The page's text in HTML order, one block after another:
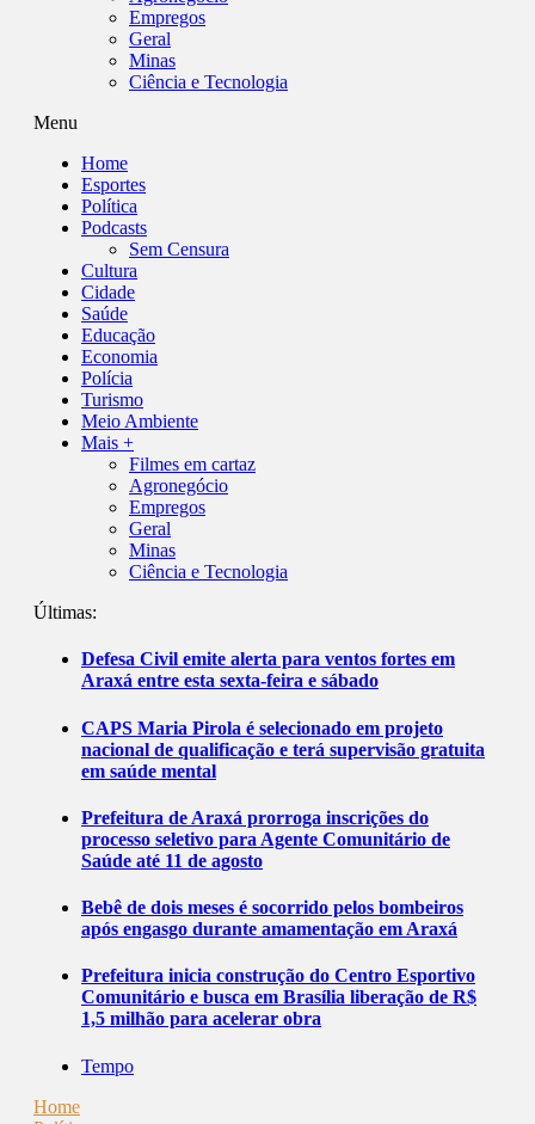
Empregos
Geral
Minas
Ciência e Tecnologia
Menu
Home
Esportes
Política
Podcasts
Sem Censura
Cultura
Cidade
Saúde
Educação
Economia
Polícia
Turismo
Meio Ambiente
Mais +
Filmes em cartaz
Agronegócio
Empregos
Geral
Minas
Ciência e Tecnologia
Últimas:
Defesa Civil emite alerta para ventos fortes em
Araxá entre esta sexta-feira e sábado
CAPS Maria Pirola é selecionado em projeto
nacional de qualificação e terá supervisão gratuita
em saúde mental
Prefeitura de Araxá prorroga inscrições do
processo seletivo para Agente Comunitário de
Saúde até 11 de agosto
Bebê de dois meses é socorrido pelos bombeiros
após engasgo durante amamentação em Araxá
Prefeitura inicia construção do Centro Esportivo
Comunitário e busca em Brasília liberação de R$
1,5 milhão para acelerar obra
Tempo
Home